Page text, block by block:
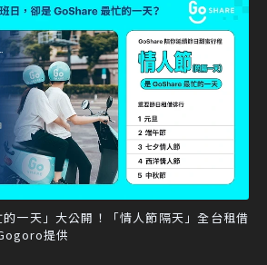
一天」大公開！「情人節隔天」全台租借
提供